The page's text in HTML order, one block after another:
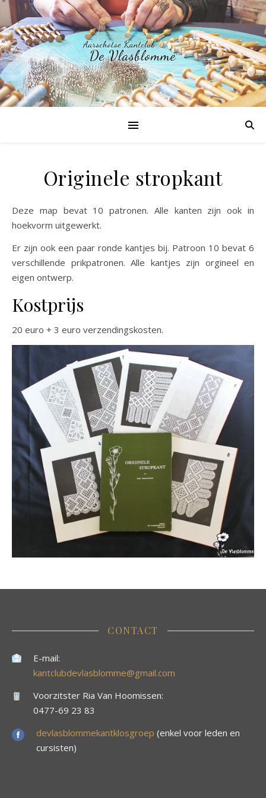
Originele stropkant
Deze map bevat 10 patronen. Alle kanten zijn ook in
hoekvorm uitgewerkt.
Er zijn ook een paar ronde kantjes bij. Patroon 10 bevat 6
verschillende prikpatronen. Alle kantjes zijn orgineel en
eigen ontwerp.
Kostprijs
20 euro + 3 euro verzendingskosten.
CONTACT
E-mail:
kantclubdevlasblomme@gmail.com
Voorzitster Ria Van Hoomissen:
0477-69 23 83
devlasblommekantklosgroep (enkel voor leden en
cursisten)